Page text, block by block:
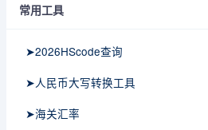
常用工具
➤2026HScode查询
➤人民币大写转换工具
➤海关汇率